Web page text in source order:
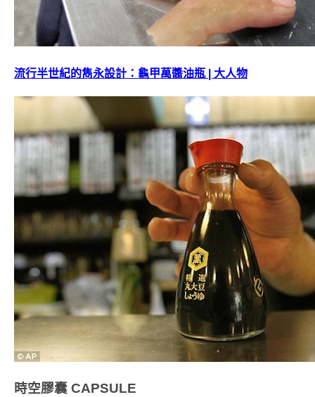
流行半世紀的雋永設計：龜甲萬醬油瓶 | 大人物
時空膠囊 CAPSULE